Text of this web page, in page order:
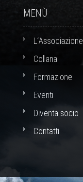
MENÙ
L’Associazione
Collana
Formazione
Eventi
Diventa socio
Contatti